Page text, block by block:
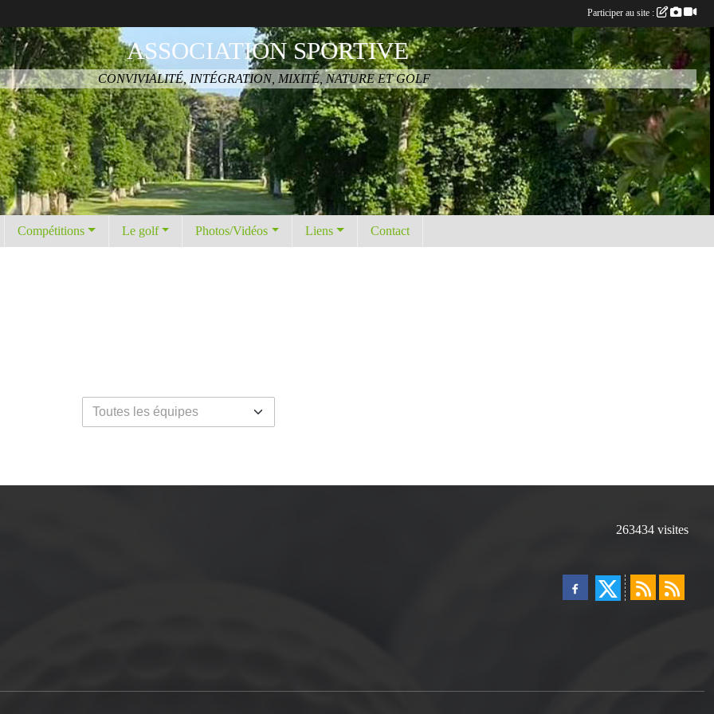
ASSOCIATION SPORTIVE
CONVIVIALITÉ, INTÉGRATION, MIXITÉ, NATURE ET GOLF
Compétitions Le golf Photos/Vidéos Liens Contact
263434 visites
Participer au site :